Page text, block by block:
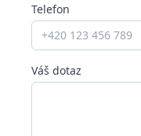
Telefon
Váš dotaz